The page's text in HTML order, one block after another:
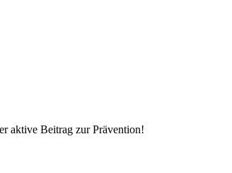
aktive Beitrag zur Prävention!